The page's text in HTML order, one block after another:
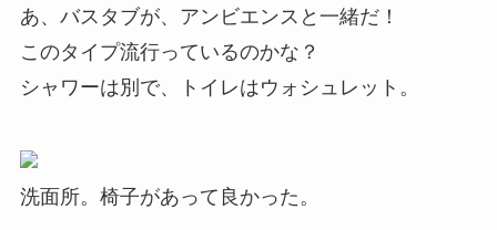
あ、バスタブが、アンビエンスと一緒だ！
このタイプ流行っているのかな？
シャワーは別で、トイレはウォシュレット。
洗面所。椅子があって良かった。